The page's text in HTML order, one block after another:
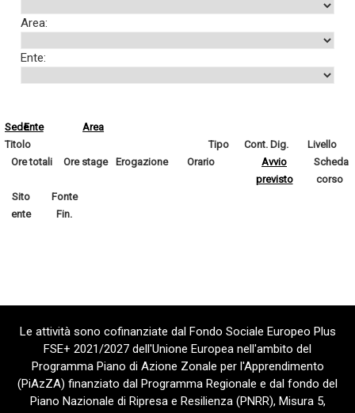
Area:
Ente:
SedeEnte
Area
Titolo
Tipo Cont. Dig.
Livello
Ore totali
Ore stage Erogazione Orario
Avvio
previsto
Scheda
corso
Sito
ente
Fonte
Fin.
Le attività sono cofinanziate dal Fondo Sociale Europeo Plus
FSE+ 2021/2027 dell'Unione Europea nell'ambito del
Programma Piano di Azione Zonale per l'Apprendimento
(PiAzZA) finanziato dal Programma Regionale e dal fondo del
Piano Nazionale di Ripresa e Resilienza (PNRR), Misura 5,